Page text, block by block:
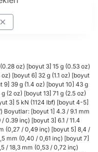
oz) [boyut 3] 15 g (0.53 oz)
[boyut 6] 32 g (1.1 oz) [boyut
9] 39 g (1.4 oz) [boyut 10] 43 g
(2 oz) [boyut 13] 71 g (2.5 oz)
3] 5 kN (1124 lbf) [boyut 4-5]
Boyutlar: [boyut 1] 4.3 / 9.1 mm
0.39 inç) [boyut 3] 6.1 / 11.4
(0,27 / 0,49 inç) [boyut 5] 8,4 /
mm (0,40 / 0,61 inç) [boyut 7]
/ 18,3 mm (0,53 / 0,72 inç)